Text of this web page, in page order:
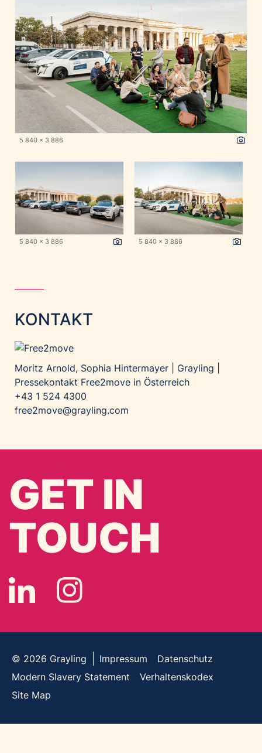
5 840 x 3 886
5 840 x 3 886 5 840 x 3 886
KONTAKT
Moritz Arnold, Sophia Hintermayer | Grayling |
Pressekontakt Free2move in Österreich
+43 1 524 4300
free2move@grayling.com
GET IN
TOUCH
© 2026 Grayling Impressum
Datenschutz
Modern Slavery Statement
Verhaltenskodex
Site Map